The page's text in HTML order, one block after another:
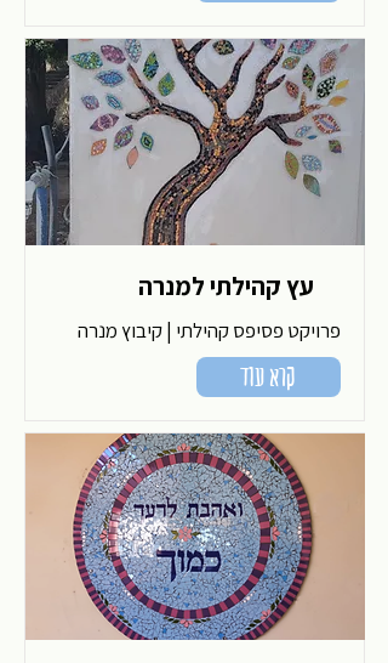
עץ קהילתי למנרה
פרויקט פסיפס קהילתי | קיבוץ מנרה
קרא עוד